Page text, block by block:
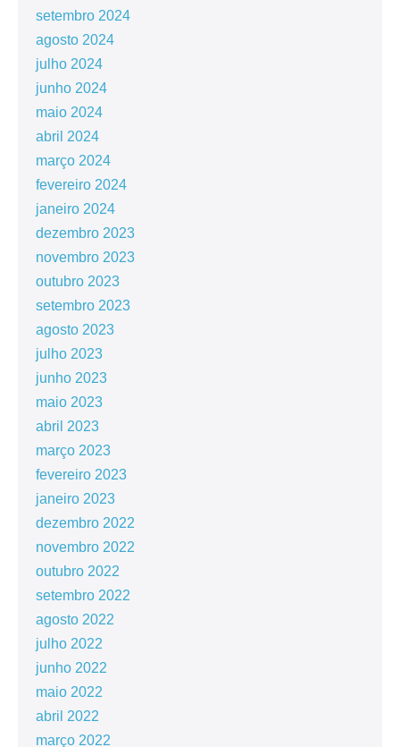
setembro 2024
agosto 2024
julho 2024
junho 2024
maio 2024
abril 2024
março 2024
fevereiro 2024
janeiro 2024
dezembro 2023
novembro 2023
outubro 2023
setembro 2023
agosto 2023
julho 2023
junho 2023
maio 2023
abril 2023
março 2023
fevereiro 2023
janeiro 2023
dezembro 2022
novembro 2022
outubro 2022
setembro 2022
agosto 2022
julho 2022
junho 2022
maio 2022
abril 2022
março 2022